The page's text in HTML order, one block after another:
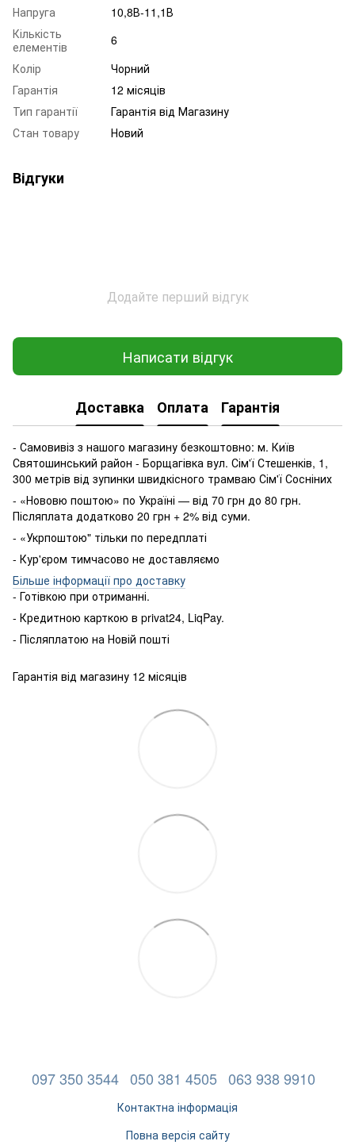
Напруга
10,8В-11,1В
Кількість
елементів
6
Колір
Чорний
Гарантія
12 місяців
Тип гарантії
Гарантія від Магазину
Стан товару
Новий
Відгуки
Додайте перший відгук
Написати відгук
Доставка Оплата Гарантія
- Самовивіз з нашого магазину безкоштовно: м. Київ
Святошинський район - Борщагівка вул. Сім'ї Стешенків, 1,
300 метрів від зупинки швидкісного трамваю Сім'ї Сосніних
- «Нововю поштою» по Україні — від 70 грн до 80 грн.
Післяплата додатково 20 грн + 2% від суми.
- «Укрпоштою" тільки по передплаті
- Кур'єром тимчасово не доставляємо
Більше інформації про доставку
- Готівкою при отриманні.
- Кредитною карткою в privat24, LiqPay.
- Післяплатою на Новій пошті
Гарантія від магазину 12 місяців
097 350 3544 050 381 4505 063 938 9910
Контактна інформація
Повна версія сайту